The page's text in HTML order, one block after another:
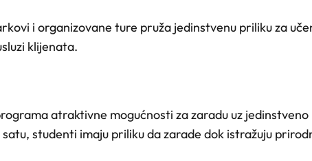
i organizovane ture pruža jedinstvenu priliku za
klijenata.
atraktivne mogućnosti za zaradu uz jedinstveno
studenti imaju priliku da zarade dok istražuju